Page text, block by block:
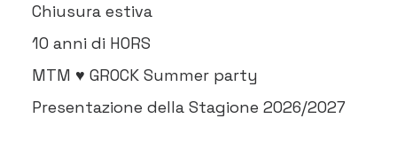
Chiusura estiva
10 anni di HORS
MTM ♥ GROCK Summer party
Presentazione della Stagione 2026/2027